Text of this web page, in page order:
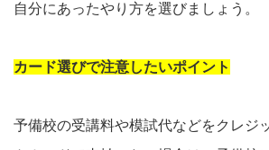
自分にあったやり方を選びましょう。
カード選びで注意したいポイント
予備校の受講料や模試代などをクレジ